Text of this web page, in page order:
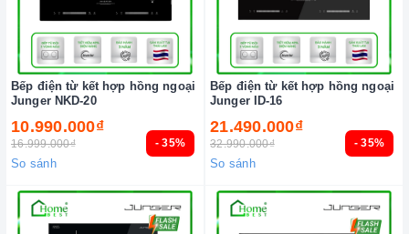
- 35%
Bếp điện từ kết hợp hồng ngoại
Junger NKD-20
10.990.000₫
16.999.000₫
So sánh
- 35%
Bếp điện từ kết hợp hồng ngoại
Junger ID-16
21.490.000₫
32.990.000₫
So sánh